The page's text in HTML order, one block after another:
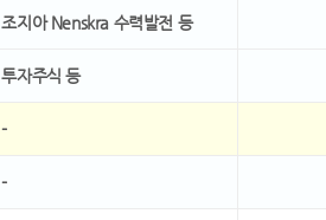
조지아 Nenskra 수력발전 등
투자주식 등
-
-